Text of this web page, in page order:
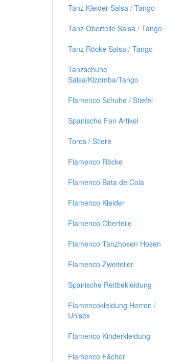
Tanz Kleider Salsa / Tango
Tanz Oberteile Salsa / Tango
Tanz Röcke Salsa / Tango
Tanzschuhe
Salsa/Kizomba/Tango
Flamenco Schuhe / Stiefel
Spanische Fan Artikel
Toros / Stiere
Flamenco Röcke
Flamenco Bata de Cola
Flamenco Kleider
Flamenco Oberteile
Flamenco Tanzhosen Hosen
Flamenco Zweiteiler
Spanische Reitbekleidung
Flamencokleidung Herren /
Unisex
Flamenco Kinderkleidung
Flamenco Fächer